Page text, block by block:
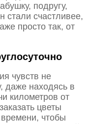
подругу,
стали счастливее,
просто так, от
чувств не
даже находясь в
километров от
цветы
чтобы